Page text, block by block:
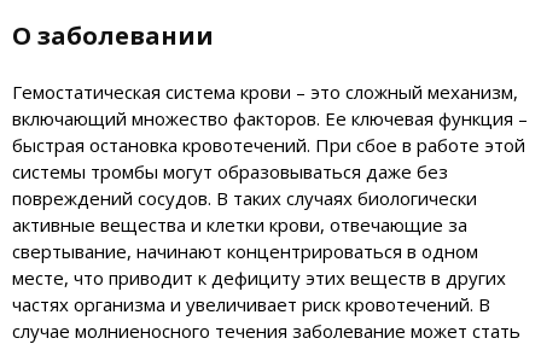
О заболевании
Гемостатическая система крови – это сложный механизм,
включающий множество факторов. Ее ключевая функция –
быстрая остановка кровотечений. При сбое в работе этой
системы тромбы могут образовываться даже без
повреждений сосудов. В таких случаях биологически
активные вещества и клетки крови, отвечающие за
свертывание, начинают концентрироваться в одном
месте, что приводит к дефициту этих веществ в других
частях организма и увеличивает риск кровотечений. В
случае молниеносного течения заболевание может стать